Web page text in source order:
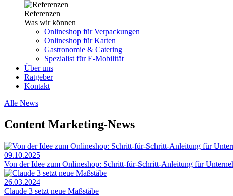
Referenzen
Was wir können
Onlineshop für Verpackungen
Onlineshop für Karten
Gastronomie & Catering
Spezialist für E-Mobilität
Über uns
Ratgeber
Kontakt
Alle News
Content Marketing-News
09.10.2025
Von der Idee zum Onlineshop: Schritt-für-Schritt-Anleitung für
26.03.2024
Claude 3 setzt neue Maßstäbe